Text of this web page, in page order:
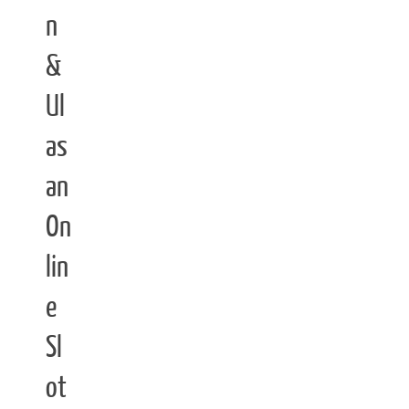
n
&
Ul
as
an
On
lin
e
Sl
ot